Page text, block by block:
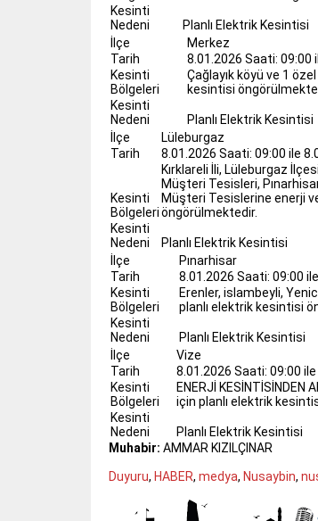
Kesinti
Nedeni
Planlı Elektrik Kesintisi
İlçe
Merkez
Tarih
8.01.2026 Saati: 09:00
Kesinti
Bölgeleri
Çağlayık köyü ve 1
kesintisi
Kesinti
Nedeni
Planlı Elektrik Kesintisi
İlçe
Lüleburgaz
Tarih
8.01.2026 Saati: 09:00 ile
Kesinti
Bölgeleri
Kırklareli İli, Lüleburgaz
Müşteri Tesisleri,
Müşteri Tesislerine enerji
öngörülmektedir.
Kesinti
Nedeni
Planlı Elektrik Kesintisi
İlçe
Pınarhisar
Tarih
8.01.2026 Saati: 09:00
Kesinti
Bölgeleri
Erenler, islambeyli,
planlı elektrik kesintisi
Kesinti
Nedeni
Planlı Elektrik Kesintisi
İlçe
Vize
Tarih
8.01.2026 Saati: 09:00
Kesinti
Bölgeleri
ENERJİ KESİNTİSİNDEN
için planlı elektrik
Kesinti
Nedeni
Planlı Elektrik Kesintisi
Muhabir: AMMAR KIZILÇINAR
Duyuru, HABER, medya, Nusaybin,